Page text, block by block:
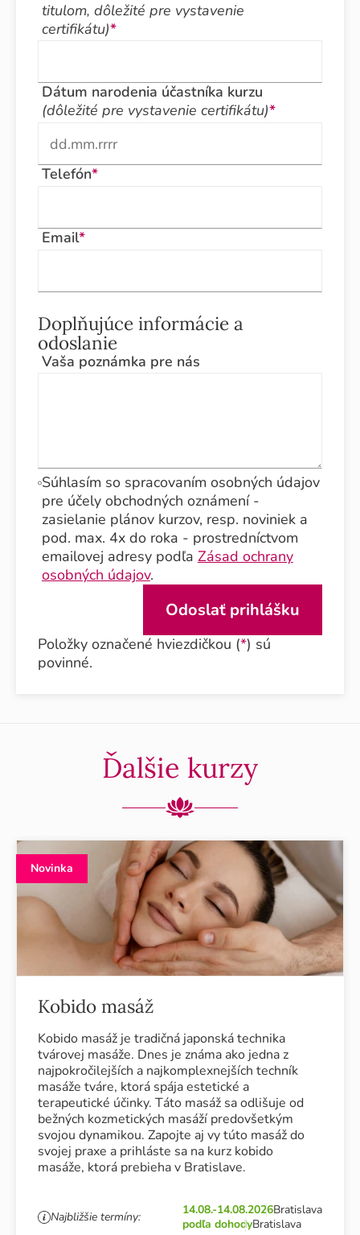
titulom, dôležité pre vystavenie
certifikátu)*
Dátum narodenia účastníka kurzu
(dôležité pre vystavenie certifikátu)*
Telefón*
Email*
Doplňujúce informácie a
odoslanie
Vaša poznámka pre nás
Súhlasím so spracovaním osobných údajov
pre účely obchodných oznámení -
zasielanie plánov kurzov, resp. noviniek a
pod. max. 4x do roka - prostredníctvom
emailovej adresy podľa Zásad ochrany
osobných údajov.
Položky označené hviezdičkou (*) sú
povinné.
Ďalšie kurzy
Novinka
Kobido masáž
Kobido masáž je tradičná japonská technika
tvárovej masáže. Dnes je známa ako jedna z
najpokročilejších a najkomplexnejších techník
masáže tváre, ktorá spája estetické a
terapeutické účinky. Táto masáž sa odlišuje od
bežných kozmetických masáží predovšetkým
svojou dynamikou. Zapojte aj vy túto masáž do
svojej praxe a prihláste sa na kurz kobido
masáže, ktorá prebieha v Bratislave.
Najbližšie termíny: 14.08.-14.08.2026Bratislava
podľa dohodyBratislava